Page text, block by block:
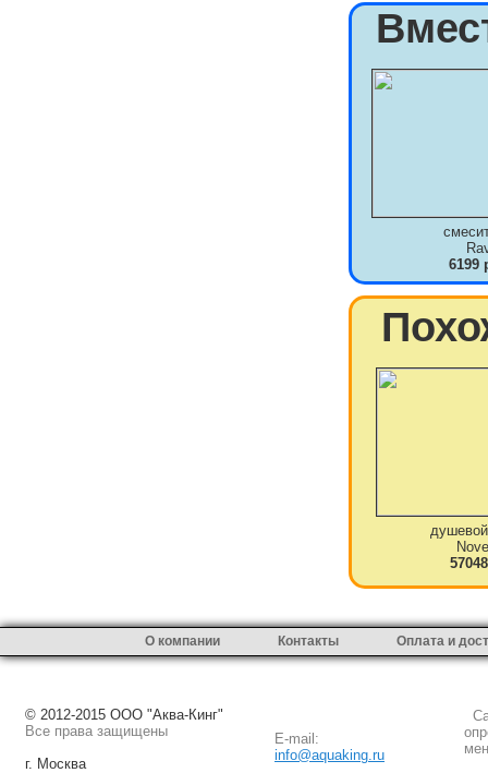
6199
О компании Контакты Оплата и
© 2012-2015 ООО "Аква-Кинг"
Все права защищены
г. Москва
E-mail:
info@aquaking.ru